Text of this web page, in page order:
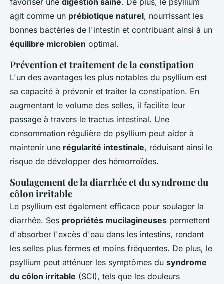
agit comme un prébiotique naturel, nourrissant les
bonnes bactéries de l'intestin et contribuant ainsi à un
équilibre microbien optimal.
Prévention et traitement de la constipation
L'un des avantages les plus notables du psyllium est
sa capacité à prévenir et traiter la constipation. En
augmentant le volume des selles, il facilite leur
passage à travers le tractus intestinal. Une
consommation régulière de psyllium peut aider à
maintenir une régularité intestinale, réduisant ainsi le
risque de développer des hémorroïdes.
Soulagement de la diarrhée et du syndrome du
côlon irritable
Le psyllium est également efficace pour soulager la
diarrhée. Ses propriétés mucilagineuses permettent
d'absorber l'excès d'eau dans les intestins, rendant
les selles plus fermes et moins fréquentes. De plus, le
psyllium peut atténuer les symptômes du syndrome
du côlon irritable (SCI), tels que les douleurs